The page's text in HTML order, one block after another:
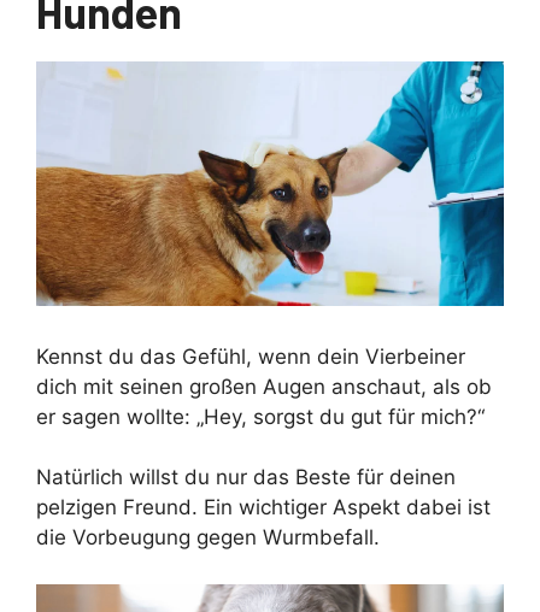
Hunden
Kennst du das Gefühl, wenn dein Vierbeiner
dich mit seinen großen Augen anschaut, als ob
er sagen wollte: „Hey, sorgst du gut für mich?“
Natürlich willst du nur das Beste für deinen
pelzigen Freund. Ein wichtiger Aspekt dabei ist
die Vorbeugung gegen Wurmbefall.